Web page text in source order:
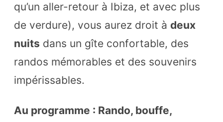
qu’un aller-retour à Ibiza, et avec plus
de verdure), vous aurez droit à deux
nuits dans un gîte confortable, des
randos mémorables et des souvenirs
impérissables.
Au programme : Rando, bouffe,